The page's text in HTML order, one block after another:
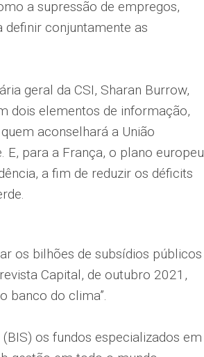
a supressão de empregos,
definir conjuntamente as
geral da CSI, Sharan Burrow,
dois elementos de informação,
aconselhará a União
E, para a França, o plano europeu
a fim de reduzir os déficits
os bilhões de subsídios públicos
Capital, de outubro 2021,
banco do clima”.
os fundos especializados em